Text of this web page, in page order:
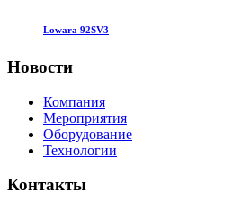
Lowara 92SV3
Новости
Компания
Мероприятия
Оборудование
Технологии
Контакты